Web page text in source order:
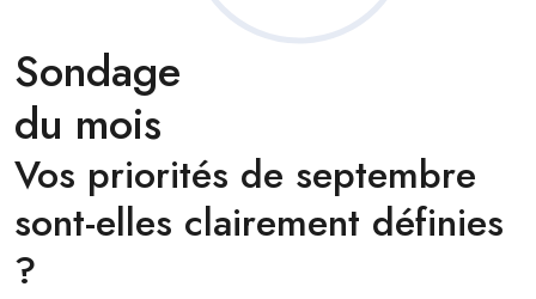
Sondage
du mois
Vos priorités de septembre
sont-elles clairement définies
?